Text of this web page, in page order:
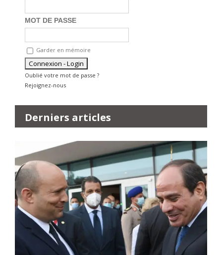
MOT DE PASSE
Garder en mémoire
Oublié votre mot de passe ?
Rejoignez-nous
Derniers articles